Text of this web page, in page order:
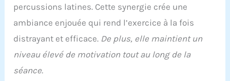
percussions latines. Cette synergie crée une
ambiance enjouée qui rend l’exercice à la fois
distrayant et efficace. De plus, elle maintient un
niveau élevé de motivation tout au long de la
séance.